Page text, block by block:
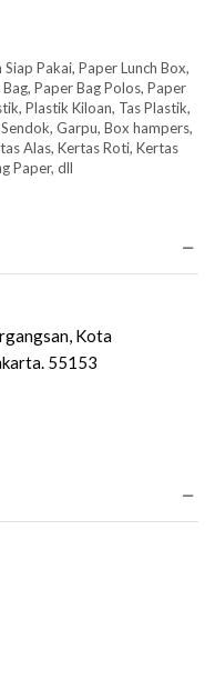
Pakai, Paper Lunch Box,
Paper Bag Polos, Paper
Plastik Kiloan, Tas Plastik,
Garpu, Box hampers,
Alas, Kertas Roti, Kertas
Paper, dll
Kota
55153